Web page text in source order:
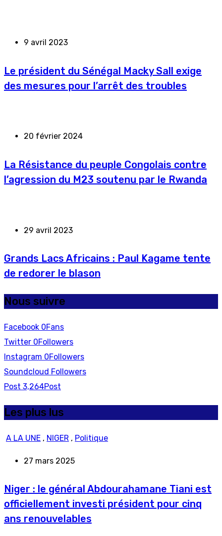
9 avril 2023
Le président du Sénégal Macky Sall exige
des mesures pour l’arrêt des troubles
20 février 2024
La Résistance du peuple Congolais contre
l’agression du M23 soutenu par le Rwanda
29 avril 2023
Grands Lacs Africains : Paul Kagame tente
de redorer le blason
Nous suivre
Facebook 0Fans
Twitter 0Followers
Instagram 0Followers
Soundcloud Followers
Post 3,264Post
Les plus lus
A LA UNE , NIGER , Politique
27 mars 2025
Niger : le général Abdourahamane Tiani est
officiellement investi président pour cinq
ans renouvelables